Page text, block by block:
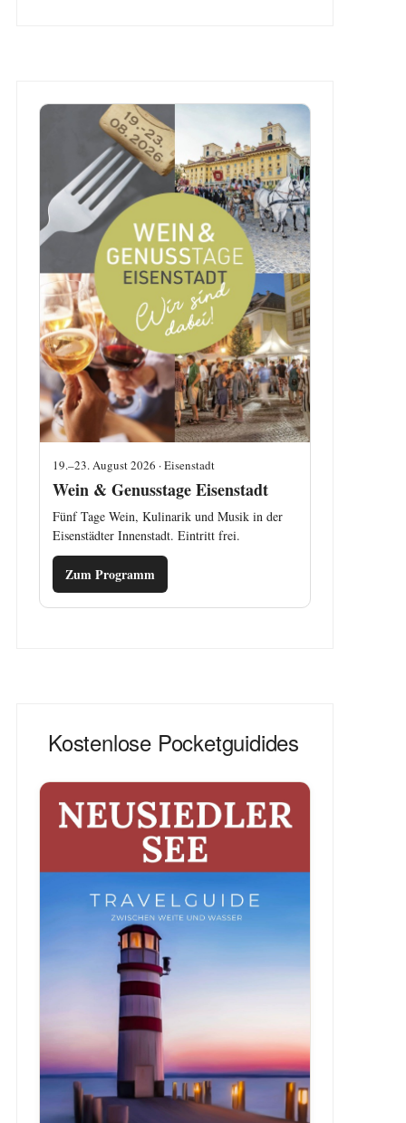
19.–23. August 2026 · Eisenstadt
Wein & Genusstage Eisenstadt
Fünf Tage Wein, Kulinarik und Musik in der
Eisenstädter Innenstadt. Eintritt frei.
Zum Programm
Kostenlose Pocketguidides